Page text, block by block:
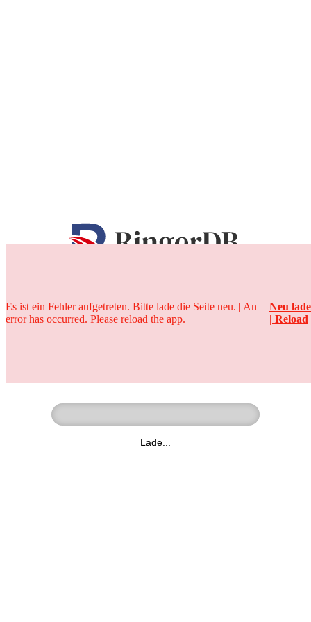
25 Jahre
Lade...
Es ist ein Fehler aufgetreten. Bitte lade die Seite neu. | An
error has occurred. Please reload the app.
Neu
| Reload